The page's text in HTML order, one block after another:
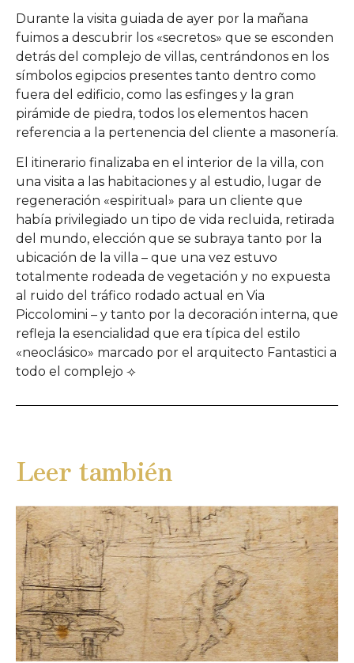
Durante la visita guiada de ayer por la mañana
fuimos a descubrir los «secretos» que se esconden
detrás del complejo de villas, centrándonos en los
símbolos egipcios presentes tanto dentro como
fuera del edificio, como las esfinges y la gran
pirámide de piedra, todos los elementos hacen
referencia a la pertenencia del cliente a masonería.
El itinerario finalizaba en el interior de la villa, con
una visita a las habitaciones y al estudio, lugar de
regeneración «espiritual» para un cliente que
había privilegiado un tipo de vida recluida, retirada
del mundo, elección que se subraya tanto por la
ubicación de la villa – que una vez estuvo
totalmente rodeada de vegetación y no expuesta
al ruido del tráfico rodado actual en Via
Piccolomini – y tanto por la decoración interna, que
refleja la esencialidad que era típica del estilo
«neoclásico» marcado por el arquitecto Fantastici a
todo el complejo ⟢
Leer también